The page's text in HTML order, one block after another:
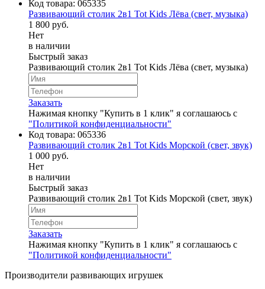
Код товара: 065335
Развивающий столик 2в1 Tot Kids Лёва (свет, музыка)
1 800 руб.
Нет
в наличии
Быстрый заказ
Развивающий столик 2в1 Tot Kids Лёва (свет, музыка)
Заказать
Нажимая кнопку "Купить в 1 клик" я соглашаюсь с
"Политикой конфиденциальности"
Код товара: 065336
Развивающий столик 2в1 Tot Kids Морской (свет, звук)
1 000 руб.
Нет
в наличии
Быстрый заказ
Развивающий столик 2в1 Tot Kids Морской (свет, звук)
Заказать
Нажимая кнопку "Купить в 1 клик" я соглашаюсь с
"Политикой конфиденциальности"
Производители развивающих игрушек